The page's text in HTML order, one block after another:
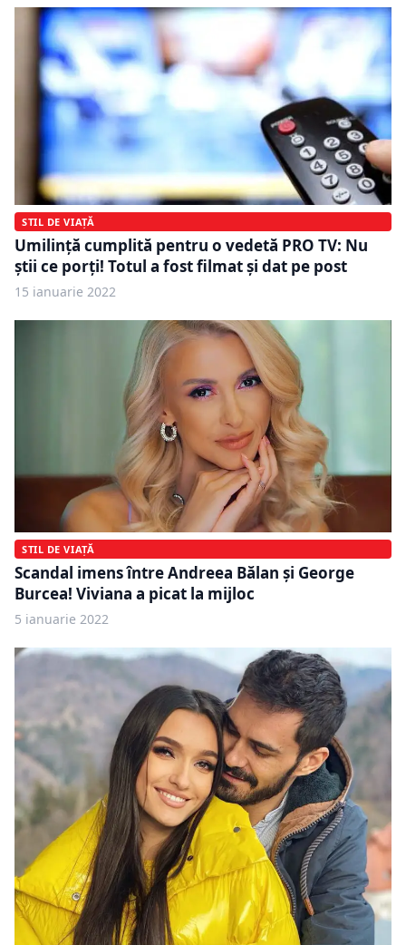
STIL DE VIAȚĂ
Umilință cumplită pentru o vedetă PRO TV: Nu
ştii ce porţi! Totul a fost filmat și dat pe post
15 ianuarie 2022
STIL DE VIAȚĂ
Scandal imens între Andreea Bălan şi George
Burcea! Viviana a picat la mijloc
5 ianuarie 2022